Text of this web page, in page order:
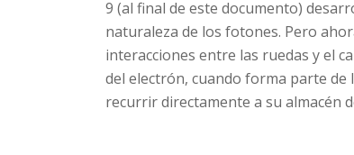
9 (al final de este documento)
naturaleza de los fotones. Pero
interacciones entre las ruedas y el
del electrón, cuando forma parte
recurrir directamente a su almacén